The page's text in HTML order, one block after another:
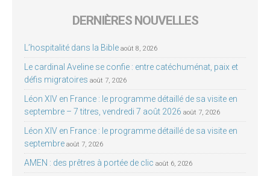
DERNIÈRES NOUVELLES
L’hospitalité dans la Bible août 8, 2026
Le cardinal Aveline se confie : entre catéchuménat, paix et
défis migratoires août 7, 2026
Léon XIV en France : le programme détaillé de sa visite en
septembre – 7 titres, vendredi 7 août 2026 août 7, 2026
Léon XIV en France : le programme détaillé de sa visite en
septembre août 7, 2026
AMEN : des prêtres à portée de clic août 6, 2026